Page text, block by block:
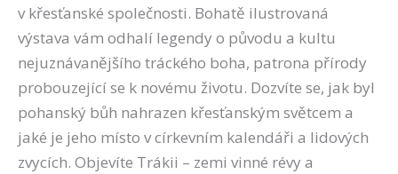
v křesťanské společnosti. Bohatě ilustrovaná
výstava vám odhalí legendy o původu a kultu
nejuznávanějšího tráckého boha, patrona přírody
probouzející se k novému životu. Dozvíte se, jak byl
pohanský bůh nahrazen křesťanským světcem a
jaké je jeho místo v církevním kalendáři a lidových
zvycích. Objevíte Trákii – zemi vinné révy a